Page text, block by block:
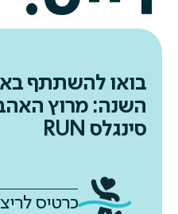
בואו להשתתף
השנה: מרוץ
סינגלס RUN
כרטיס